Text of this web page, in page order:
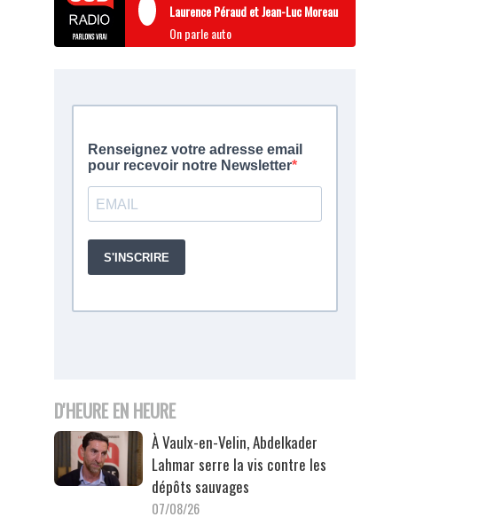
Laurence Péraud et Jean-Luc Moreau
On parle auto
D'HEURE EN HEURE
À Vaulx-en-Velin, Abdelkader
Lahmar serre la vis contre les
dépôts sauvages
07/08/26